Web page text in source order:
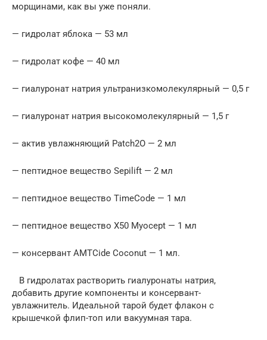
морщинами, как вы уже поняли.
— гидролат яблока — 53 мл
— гидролат кофе — 40 мл
— гиалуронат натрия ультранизкомолекулярный — 0,5 г
— гиалуронат натрия высокомолекулярный — 1,5 г
— актив увлажняющий Patch2O — 2 мл
— пептидное вещество Sepilift — 2 мл
— пептидное вещество TimeCode — 1 мл
— пептидное вещество X50 Myocept — 1 мл
— консервант АМТСide Coconut — 1 мл.
В гидролатах растворить гиалуронаты натрия,
добавить другие компоненты и консервант-
увлажнитель. Идеальной тарой будет флакон с
крышечкой флип-топ или вакуумная тара.